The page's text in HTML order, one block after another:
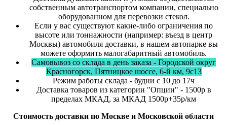
собственным автотранспортом компании, специально
оборудованном для перевозки стекол.
Если у вас существуют какие-либо ограничения по
высоте или тоннажности (например: въезд в центр
Москвы) автомобиля доставки, в нашем автопарке вы
можете оформить малогабаритный автомобиль.
Самовывоз со склада в день заказа - Городской округ
Красногорск, Пятницкое шоссе, 6-й км, 9с13
Режим работы склада - будни с 10 до 17ч
Доставка товаров из категории "Опции" - 1500р в
пределах МКАД, за МКАД 1500р+35р/км
Стоимость доставки по Москве и Московской области